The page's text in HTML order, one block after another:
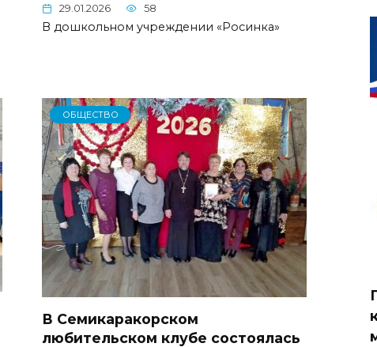
29.01.2026 58
В дошкольном учреждении «Росинка»
ОБЩЕСТВО
В Семикаракорском
любительском клубе состоялась